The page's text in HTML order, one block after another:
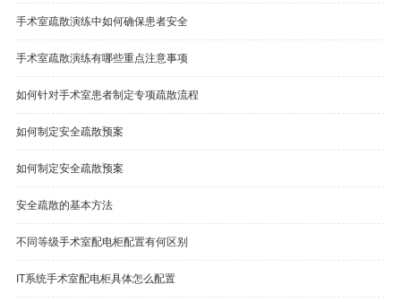
手术室疏散演练中如何确保患者安全
手术室疏散演练有哪些重点注意事项
如何针对手术室患者制定专项疏散流程
如何制定安全疏散预案
如何制定安全疏散预案
安全疏散的基本方法
不同等级手术室配电柜配置有何区别
IT系统手术室配电柜具体怎么配置